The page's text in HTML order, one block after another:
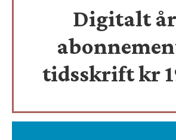
Digitalt
tidsskriftkr